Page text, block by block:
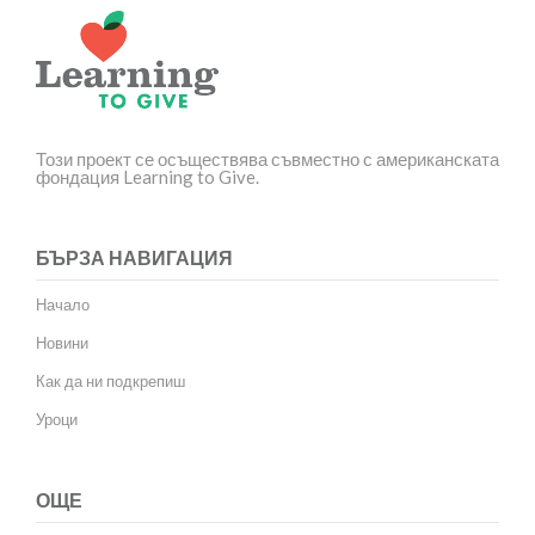
Този проект се осъществява съвместно с американската
фондация Learning to Give.
БЪРЗА НАВИГАЦИЯ
Начало
Новини
Как да ни подкрепиш
Уроци
ОЩЕ